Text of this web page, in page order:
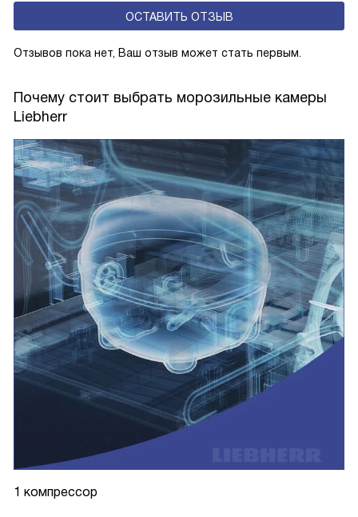
ОСТАВИТЬ ОТЗЫВ
Отзывов пока нет, Ваш отзыв может стать первым.
Почему стоит выбрать морозильные камеры
Liebherr
1 компрессор